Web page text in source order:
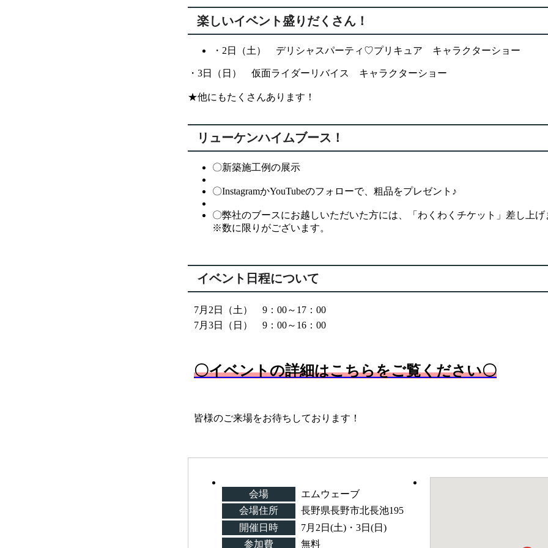
楽しいイベント盛りだくさん！
・2日（土） デリシャスパーティ♡プリキュア キャラクターショー
・3日（日） 仮面ライダーリバイス キャラクターショー
★他にもたくさんあります！
リューケンハイムブース！
〇新築施工例の展示
〇InstagramかYouTubeのフォローで、粗品をプレゼント♪
〇弊社のブースにお越しいただいた方には、「わくわくチケット」差し上
※数に限りがございます。
イベント日程について
7月2日（土） 9：00～17：00
7月3日（日） 9：00～16：00
〇イベントの詳細はこちらをご覧ください〇
皆様のご来場をお待ちしております！
会場
エムウェーブ
会場住所
長野県長野市北長池195
開催日時
7月2日(土)・3日(日)
参加費
無料